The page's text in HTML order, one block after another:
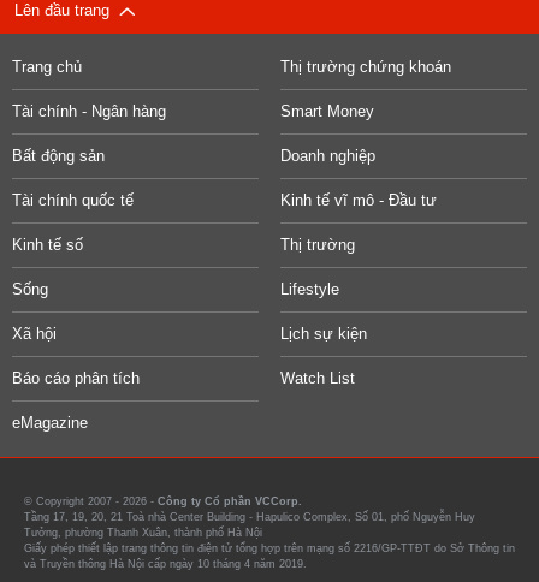
Lên đầu trang
Trang chủ Thị trường chứng khoán
Tài chính - Ngân hàng Smart Money
Bất động sản Doanh nghiệp
Tài chính quốc tế Kinh tế vĩ mô - Đầu tư
Kinh tế số Thị trường
Sống Lifestyle
Xã hội Lịch sự kiện
Báo cáo phân tích Watch List
eMagazine
© Copyright 2007 - 2026 - Công ty Cổ phần VCCorp.
Tầng 17, 19, 20, 21 Toà nhà Center Building - Hapulico Complex, Số 01, phố Nguyễn Huy
Tưởng, phường Thanh Xuân, thành phố Hà Nội
Giấy phép thiết lập trang thông tin điện tử tổng hợp trên mạng số 2216/GP-TTĐT do Sở Thông tin
và Truyền thông Hà Nội cấp ngày 10 tháng 4 năm 2019.